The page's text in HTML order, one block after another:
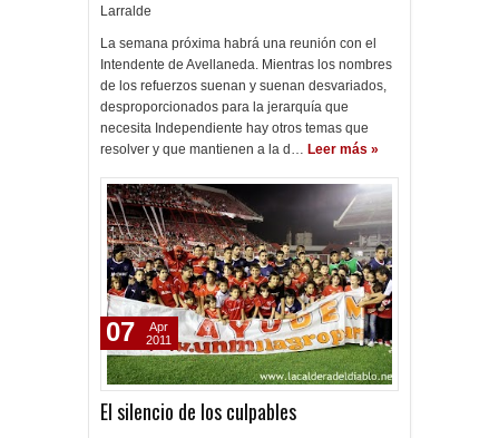
Larralde
La semana próxima habrá una reunión con el
Intendente de Avellaneda. Mientras los nombres
de los refuerzos suenan y suenan desvariados,
desproporcionados para la jerarquía que
necesita Independiente hay otros temas que
resolver y que mantienen a la d… Leer más »
El silencio de los culpables
07
Apr
2011